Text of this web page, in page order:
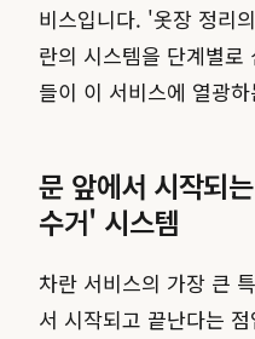
비스입니다. '옷장 정리
란의 시스템을 단계별로
들이 이 서비스에 열광
문 앞에서 시작되
수거' 시스템
차란 서비스의 가장 큰
서 시작되고 끝난다는